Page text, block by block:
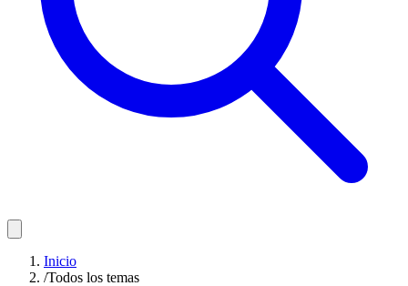
Inicio
/Todos los temas